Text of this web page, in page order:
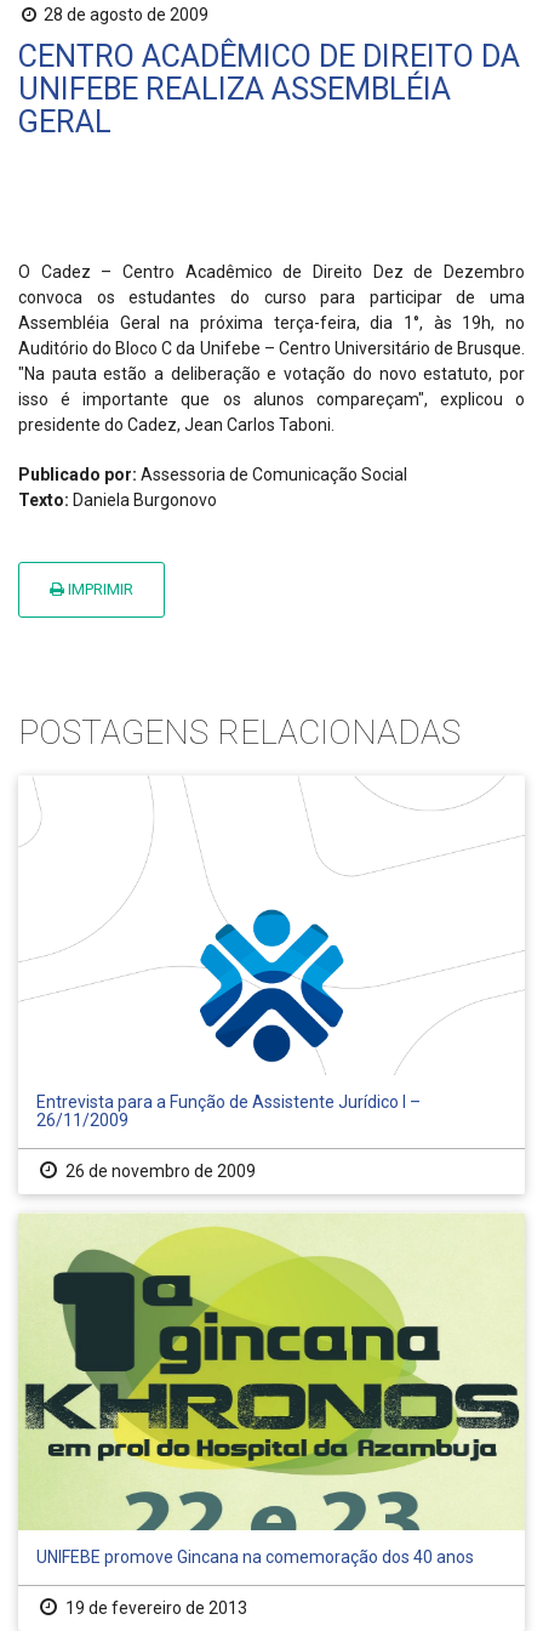
28 de agosto de 2009
CENTRO ACADÊMICO DE DIREITO DA
UNIFEBE REALIZA ASSEMBLÉIA
GERAL
O Cadez – Centro Acadêmico de Direito Dez de Dezembro
convoca os estudantes do curso para participar de uma
Assembléia Geral na próxima terça-feira, dia 1°, às 19h, no
Auditório do Bloco C da Unifebe – Centro Universitário de Brusque.
"Na pauta estão a deliberação e votação do novo estatuto, por
isso é importante que os alunos compareçam", explicou o
presidente do Cadez, Jean Carlos Taboni.
Publicado por: Assessoria de Comunicação Social
Texto: Daniela Burgonovo
IMPRIMIR
POSTAGENS RELACIONADAS
Entrevista para a Função de Assistente Jurídico I –
26/11/2009
26 de novembro de 2009
UNIFEBE promove Gincana na comemoração dos 40 anos
19 de fevereiro de 2013